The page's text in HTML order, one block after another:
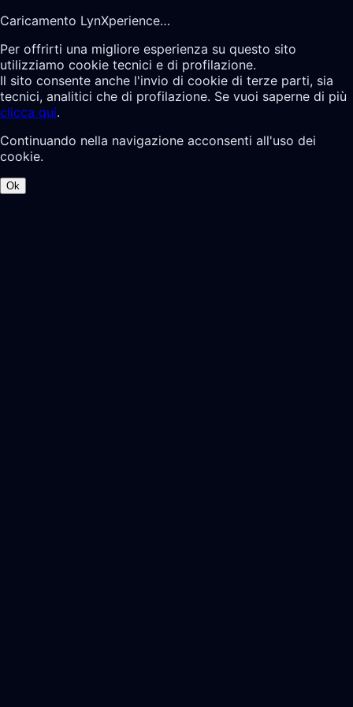
Caricamento LynXperience…
Per offrirti una migliore esperienza su questo sito
utilizziamo cookie tecnici e di profilazione.
Il sito consente anche l'invio di cookie di terze parti, sia
tecnici, analitici che di profilazione. Se vuoi saperne di più
clicca qui.
Continuando nella navigazione acconsenti all'uso dei
cookie.
Ok